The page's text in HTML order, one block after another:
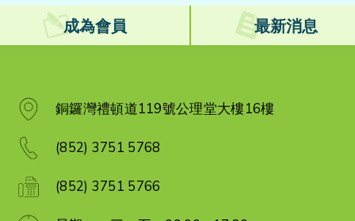
成為會員 最新消息
銅鑼灣禮頓道119號公理堂大樓16樓
(852) 3751 5768
(852) 3751 5766